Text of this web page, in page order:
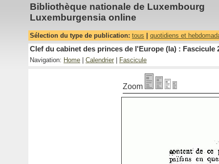
Bibliothèque nationale de Luxembourg
Luxemburgensia online
Sélection du type de publication: tous quotidiens et
Clef du cabinet des princes de l'Europe (la) : Fascicule
Navigation: Home Calendrier Fascicule
Zoom